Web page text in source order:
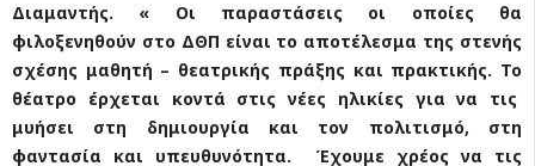
Διαμαντής. « Οι παραστάσεις οι οποίες θα
φιλοξενηθούν στο ΔΘΠ είναι το αποτέλεσμα της στενής
σχέσης μαθητή – θεατρικής πράξης και πρακτικής. Το
θέατρο έρχεται κοντά στις νέες ηλικίες για να τις
μυήσει στη δημιουργία και τον πολιτισμό, στη
φαντασία και υπευθυνότητα. Έχουμε χρέος να τις